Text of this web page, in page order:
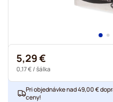
5,29 €
0,17 €/ šálka
Pri objednávke nad 49,00 €
ceny!